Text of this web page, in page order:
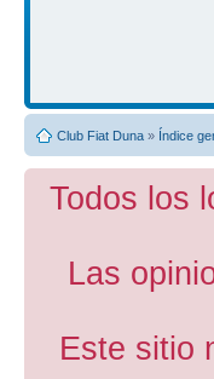
Club Fiat Duna » Índice
Todos los
Las
Este sitio